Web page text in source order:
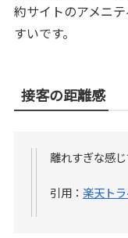
約サイトのアメニ
すいです。
接客の距離感
離れすぎな感
引用：楽天ト